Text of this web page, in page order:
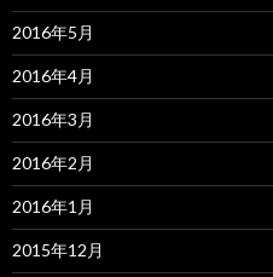
2016年5月
2016年4月
2016年3月
2016年2月
2016年1月
2015年12月